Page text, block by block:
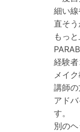
細い
直そう
もっ
経験者
メイ
講師の
アド
す。
別の